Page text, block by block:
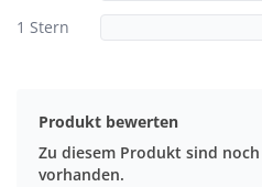
1 Stern
Produkt bewerten
Zu diesem Produkt sind
vorhanden.